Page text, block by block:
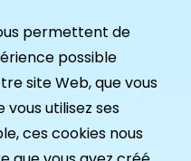
permettent de
possible
site Web, que vous
vous utilisez ses
ces cookies nous